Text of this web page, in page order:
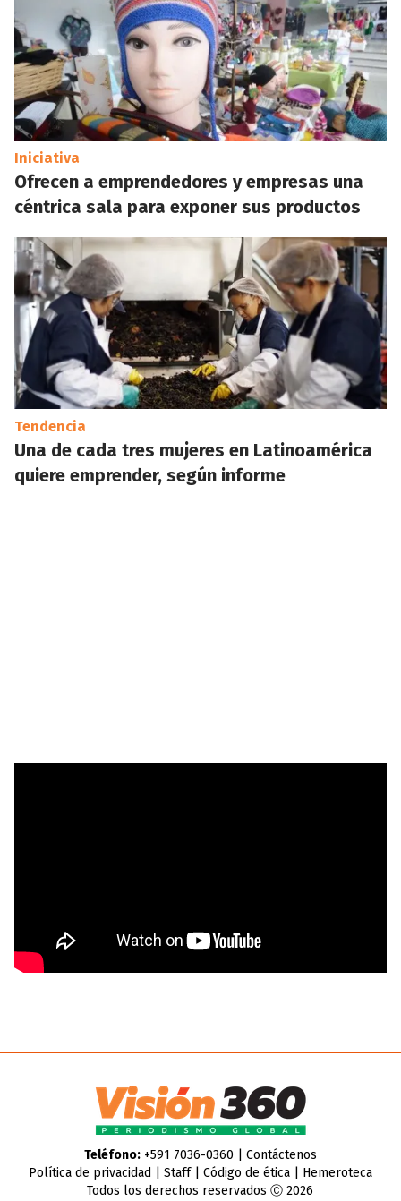
Iniciativa
Ofrecen a emprendedores y empresas una
céntrica sala para exponer sus productos
Tendencia
Una de cada tres mujeres en Latinoamérica
quiere emprender, según informe
Teléfono:+591 7036-0360 | Contáctenos
Política de privacidad
Staff| Código de ética| Hemeroteca
Todos los derechos reservados Ⓒ 2026